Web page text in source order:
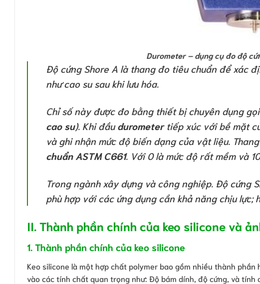
Durometer – dụng cụ đo độ
Độ cứng Shore A là thang đo tiêu chuẩn để xác
như cao su sau khi lưu hóa.
Chỉ số này được đo bằng thiết bị chuyên dụng
cao su). Khi đầudurometertiếp xúc với bề mặt
và ghi nhận mức độ biến dạng của vật liệu.
chuẩn ASTM C661. Với 0 là mức độ rất mềm và
Trong ngành xây dựng và công nghiệp. Độ cứng
phù hợp với các ứng dụng cần khả năng chịu lực;
II. Thành phần chính của keo silicone và
1. Thành phần chính của keo silicone
Keo silicone là một hợp chất polymer bao gồm nhiều thành
vào các tính chất quan trọng như: Độ bám dính, độ cứng, và tính